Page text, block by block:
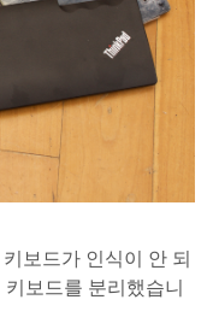
키보드가 인식이 안 되
키보드를 분리했습니